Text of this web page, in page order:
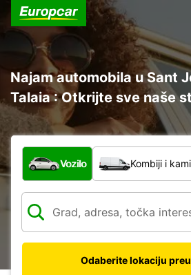
Najam automobila u Sant
Talaia : Otkrijte sve naše
Koja vrsta vozila?
Vozilo Kombiji i
Odaberite lokaciju